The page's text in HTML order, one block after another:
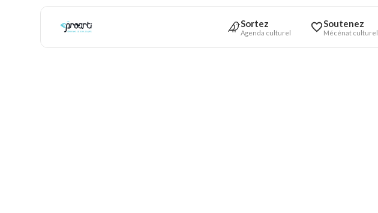
Sortez
Agenda culturel
Soutenez
Mécénat culturel